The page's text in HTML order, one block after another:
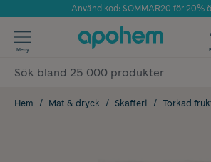
Årets Butik 2025 inom
Använd kod: SOMMAR20 för 20%
✓ Fri frakt
✓ Poäng på alla köp*
Meny
Hem Mat & dryck Skafferi Torkad